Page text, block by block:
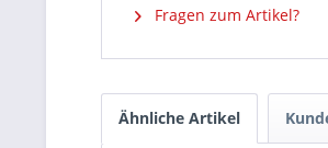
Fragen zum Artikel?
Ähnliche Artikel